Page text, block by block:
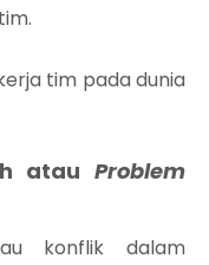
tim pada dunia
atau Problem
konflik dalam